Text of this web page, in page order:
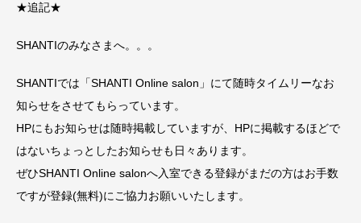
★追記★
SHANTIのみなさまへ。。。
SHANTIでは「SHANTI Online salon」にて随時タイムリーなお
知らせをさせてもらっています。
HPにもお知らせは随時掲載していますが、HPに掲載するほどで
はないちょっとしたお知らせも日々あります。
ぜひSHANTI Online salonへ入室できる登録がまだの方はお手数
ですが登録(無料)にご協力お願いいたします。